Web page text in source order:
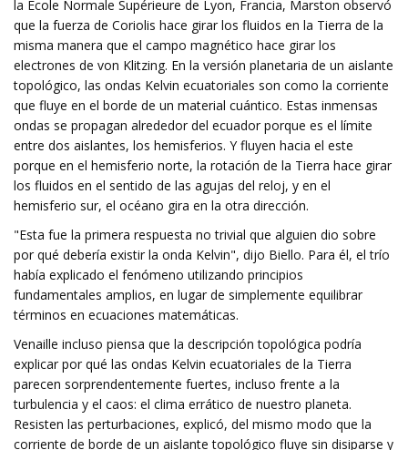
la École Normale Supérieure de Lyon, Francia, Marston observó
que la fuerza de Coriolis hace girar los fluidos en la Tierra de la
misma manera que el campo magnético hace girar los
electrones de von Klitzing. En la versión planetaria de un aislante
topológico, las ondas Kelvin ecuatoriales son como la corriente
que fluye en el borde de un material cuántico. Estas inmensas
ondas se propagan alrededor del ecuador porque es el límite
entre dos aislantes, los hemisferios. Y fluyen hacia el este
porque en el hemisferio norte, la rotación de la Tierra hace girar
los fluidos en el sentido de las agujas del reloj, y en el
hemisferio sur, el océano gira en la otra dirección.
"Esta fue la primera respuesta no trivial que alguien dio sobre
por qué debería existir la onda Kelvin", dijo Biello. Para él, el trío
había explicado el fenómeno utilizando principios
fundamentales amplios, en lugar de simplemente equilibrar
términos en ecuaciones matemáticas.
Venaille incluso piensa que la descripción topológica podría
explicar por qué las ondas Kelvin ecuatoriales de la Tierra
parecen sorprendentemente fuertes, incluso frente a la
turbulencia y el caos: el clima errático de nuestro planeta.
Resisten las perturbaciones, explicó, del mismo modo que la
corriente de borde de un aislante topológico fluye sin disiparse y